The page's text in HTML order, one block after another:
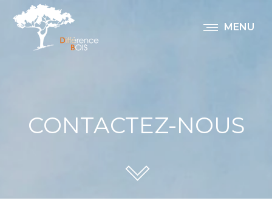
MENU
CONTACTEZ-NOUS